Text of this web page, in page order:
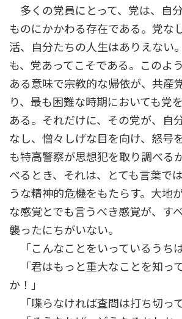
多くの党員にとって、党は、自
ものにかかわる存在である。党な
活、自分たちの人生はありえない
も、党あってこそである。このよ
ある意味で宗教的な帰依が、共産
り、最も困難な時期においても党
ある。それだけに、その党が、自
なし、憎々しげな目を向け、怒号
も特高警察が思想犯を取り調べる
べるとき、それは、とても言葉で
うな精神的危機をもたらす。大地
な感覚とでも言うべき感覚が、す
襲ったにちがいない。
「こんなことをいっているうちは
「君はもっと重大なことを知っ
か！」
「喋らなければ査問は打ち切っ